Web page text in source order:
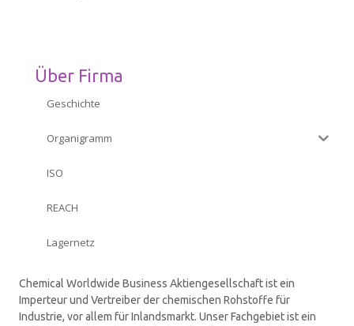
ZERTIFIKATEN
Über Firma
Geschichte
Organigramm
ISO
REACH
Lagernetz
Chemical Worldwide Business Aktiengesellschaft ist ein
Imperteur und Vertreiber der chemischen Rohstoffe für
Industrie, vor allem für Inlandsmarkt. Unser Fachgebiet ist ein